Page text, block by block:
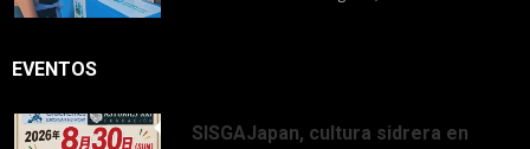
EVENTOS
SISGAJapan, cultura sidrera en